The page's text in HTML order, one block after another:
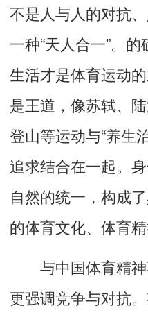
不是人与人的对抗
一种“天人合一”。
生活才是体育运动
是王道，像苏轼、
登山等运动与“养生
追求结合在一起。
自然的统一，构成
的体育文化、体育精
与中国体育精神
更强调竞争与对抗